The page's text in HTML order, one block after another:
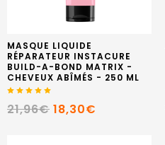
MASQUE LIQUIDE
RÉPARATEUR INSTACURE
BUILD-A-BOND MATRIX -
CHEVEUX ABÎMÉS - 250 ML
21,96€ 18,30€